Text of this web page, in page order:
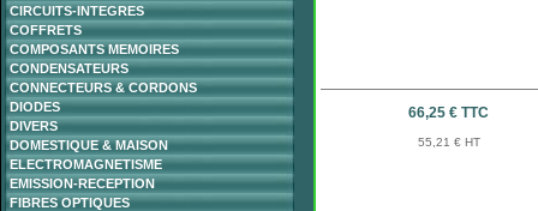
CIRCUITS-INTEGRES
COFFRETS
COMPOSANTS MEMOIRES
CONDENSATEURS
CONNECTEURS & CORDONS
DIODES
DIVERS
DOMESTIQUE & MAISON
ELECTROMAGNETISME
EMISSION-RECEPTION
FIBRES OPTIQUES
66,25 € TTC
55,21 € HT